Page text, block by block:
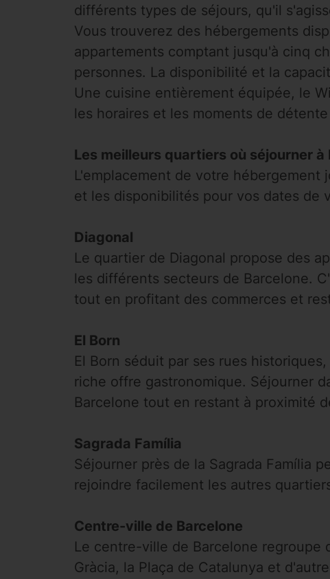
différents types de séjours, qu'il
Vous trouverez des hébergements
appartements comptant jusqu'à cinq
personnes. La disponibilité et la
Une cuisine entièrement équipée, le
les horaires et les moments de
Les meilleurs quartiers où séjourner à
L'emplacement de votre
et les disponibilités pour vos dates de
Diagonal
Le quartier de Diagonal propose des
les différents secteurs de Barcelone.
tout en profitant des commerces et
El Born
El Born séduit par ses rues
riche offre gastronomique. Séjourner
Barcelone tout en restant à proximité
Sagrada Família
Séjourner près de la Sagrada Família
rejoindre facilement les autres
Centre-ville de Barcelone
Le centre-ville de Barcelone regroupe
Gràcia, la Plaça de Catalunya et